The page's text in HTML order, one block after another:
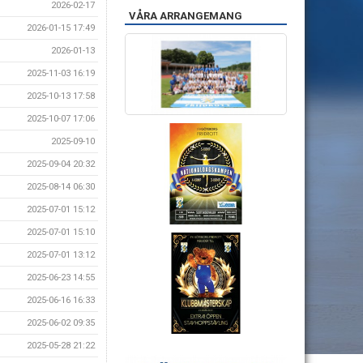
2026-02-17
2026-01-15 17:49
2026-01-13
2025-11-03 16:19
2025-10-13 17:58
2025-10-07 17:06
2025-09-10
2025-09-04 20:32
2025-08-14 06:30
2025-07-01 15:12
2025-07-01 15:10
2025-07-01 13:12
2025-06-23 14:55
2025-06-16 16:33
2025-06-02 09:35
2025-05-28 21:22
VÅRA ARRANGEMANG